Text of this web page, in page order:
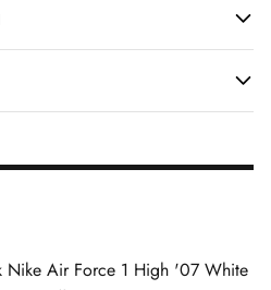
Nike Air Force 1 High '07 White